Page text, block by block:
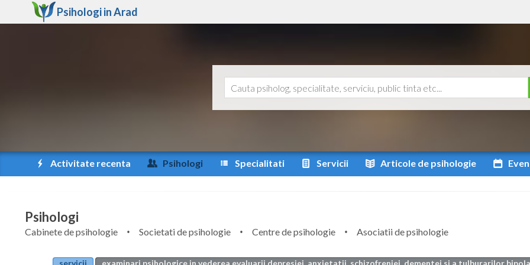
Psihologi inArad
Activitate recenta Psihologi Specialitati Servicii Articole de psihologie
Psihologi
Cabinete de psihologie Societati de psihologie Centre de psihologie
Asociatii de psihologie
servicii
examinari psihologice in vederea evaluarii depresiei, anxietatii, schizofreniei, dementei si a tulburarilor